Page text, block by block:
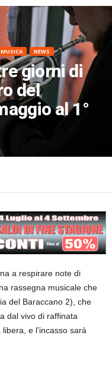
MUSICA NEWS
giorni di
del
al 1°
a respirare note di
rassegna musicale che
del Baraccano 2), che
dal vivo di raffinata
e l’incasso sarà